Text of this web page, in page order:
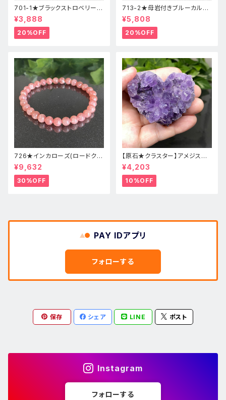
701-1★ブラックストロベリーク
ォーツ【高品質】天然石ブレスレ
ッパワーストーン
¥3,888
20%OFF
713-2★母岩付きブルーカルセ
ドニー【高品質】天然石ブレスレ
ットパワーストーン
¥5,808
20%OFF
726★インカローズ(ロードクロ
サイト)★天然石ブレスレット新
品
¥9,632
30%OFF
【原石★クラスター】アメジスト
★ハート形★cp-071天然石パ
ワーストーン★インテリア置物
¥4,203
10%OFF
PAY IDアプリ
フォローする
保存 シェア LINE ポスト
Instagram
フォローする